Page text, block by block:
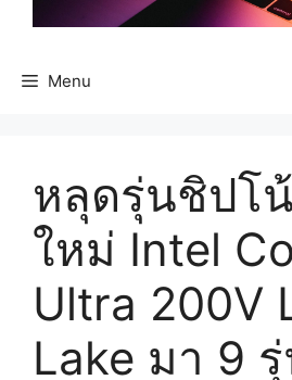
Menu
หลุดรุ่นชิปโ
ใหม่ Intel
Ultra 200V
Lake มา 9